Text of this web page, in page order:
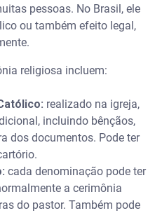
pessoas. No Brasil, ele
ou também efeito legal,
religiosa incluem:
realizado na igreja,
incluindo bênçãos,
dos documentos. Pode ter
cada denominação pode ter
a cerimônia
do pastor. Também pode